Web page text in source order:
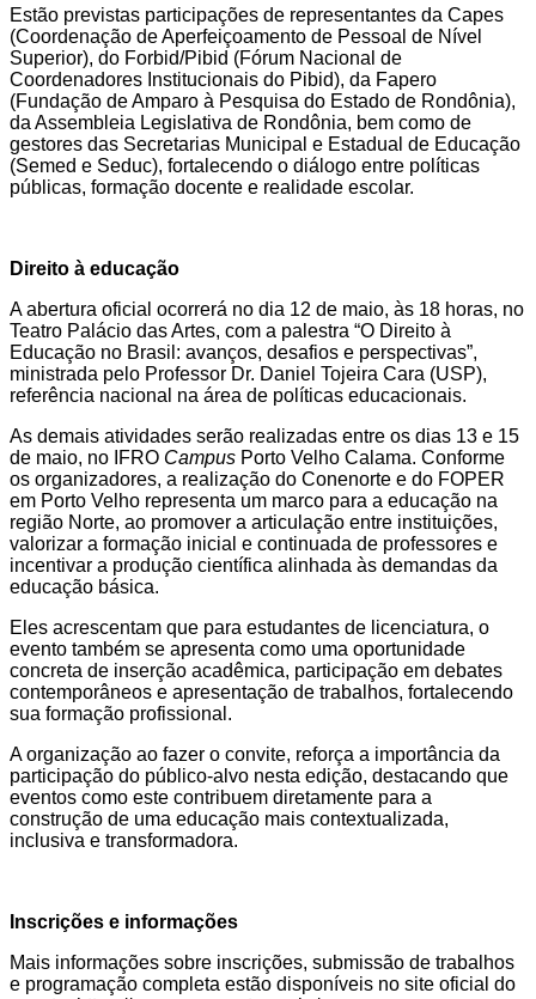
Estão previstas participações de representantes da Capes
(Coordenação de Aperfeiçoamento de Pessoal de Nível
Superior), do Forbid/Pibid (Fórum Nacional de
Coordenadores Institucionais do Pibid), da Fapero
(Fundação de Amparo à Pesquisa do Estado de Rondônia),
da Assembleia Legislativa de Rondônia, bem como de
gestores das Secretarias Municipal e Estadual de Educação
(Semed e Seduc), fortalecendo o diálogo entre políticas
públicas, formação docente e realidade escolar.
Direito à educação
A abertura oficial ocorrerá no dia 12 de maio, às 18 horas, no
Teatro Palácio das Artes, com a palestra “O Direito à
Educação no Brasil: avanços, desafios e perspectivas”,
ministrada pelo Professor Dr. Daniel Tojeira Cara (USP),
referência nacional na área de políticas educacionais.
As demais atividades serão realizadas entre os dias 13 e 15
de maio, no IFRO Campus Porto Velho Calama. Conforme
os organizadores, a realização do Conenorte e do FOPER
em Porto Velho representa um marco para a educação na
região Norte, ao promover a articulação entre instituições,
valorizar a formação inicial e continuada de professores e
incentivar a produção científica alinhada às demandas da
educação básica.
Eles acrescentam que para estudantes de licenciatura, o
evento também se apresenta como uma oportunidade
concreta de inserção acadêmica, participação em debates
contemporâneos e apresentação de trabalhos, fortalecendo
sua formação profissional.
A organização ao fazer o convite, reforça a importância da
participação do público-alvo nesta edição, destacando que
eventos como este contribuem diretamente para a
construção de uma educação mais contextualizada,
inclusiva e transformadora.
Inscrições e informações
Mais informações sobre inscrições, submissão de trabalhos
e programação completa estão disponíveis no site oficial do